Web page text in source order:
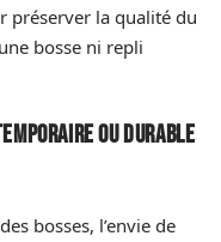
préserver la qualité du
bosse ni repli
ou durable
bosses, l’envie de